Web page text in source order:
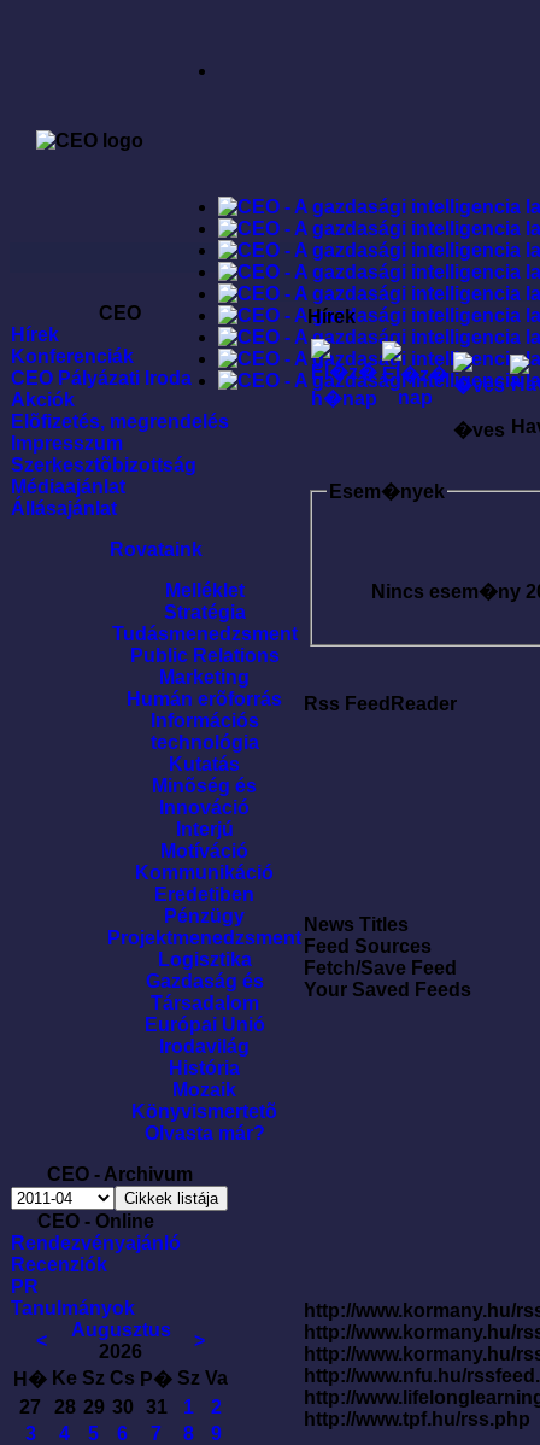
CEO
Hírek
Konferenciák
CEO Pályázati Iroda
Akciók
Elõfizetés, megrendelés
Impresszum
Szerkesztõbizottság
Médiaajánlat
Állásajánlat
Rovataink
Melléklet
Stratégia
Tudásmenedzsment
Public Relations
Marketing
Humán erõforrás
Információs
technológia
Kutatás
Minõség és
Innováció
Interjú
Motíváció
Kommunikáció
Eredetiben
Pénzügy
Projektmenedzsment
Logisztika
Gazdaság és
Társadalom
Európai Unió
Irodavilág
História
Mozaik
Könyvismertetõ
Olvasta már?
CEO - Archivum
CEO - Online
Rendezvényajánló
Recenziók
PR
Tanulmányok
<
Augusztus
2026
>
H� Ke Sz Cs P� Sz Va
27
28 29 30 31 1
2
3
4 5 6 7 8
9
Hírek
�ves
Esem�nyek
Nincs esem�ny
Rss FeedReader
News Titles
Feed Sources
Fetch/Save Feed
Your Saved Feeds
http://www.kormany.hu/
http://www.kormany.hu/
http://www.kormany.hu/
http://www.nfu.hu/
http://
http://www.tpf.hu/rss.php